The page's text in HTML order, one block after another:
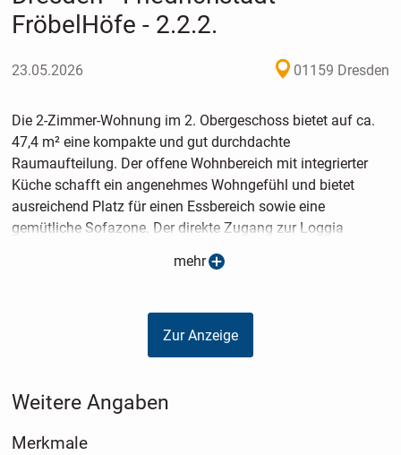
FröbelHöfe - 2.2.2.
23.05.2026 01159 Dresden
Die 2-Zimmer-Wohnung im 2. Obergeschoss bietet auf ca.
47,4 m² eine kompakte und gut durchdachte
Raumaufteilung. Der offene Wohnbereich mit integrierter
Küche schafft ein angenehmes Wohngefühl und bietet
ausreichend Platz für einen Essbereich sowie eine
gemütliche Sofazone. Der direkte Zugang zur Loggia
erweitert den Wohnraum nach außen und sorgt für
Das Schlafzimmer ist praktisch geschnitten und bietet Platz
für ein Doppelbett sowie Stauraum. Der Flur verbindet alle
Räume übersichtlich miteinander und schafft einen klaren
oder Badewanne, Waschbecken und WC ausgestattet. Die
mehr
Zur Anzeige
Weitere Angaben
Merkmale